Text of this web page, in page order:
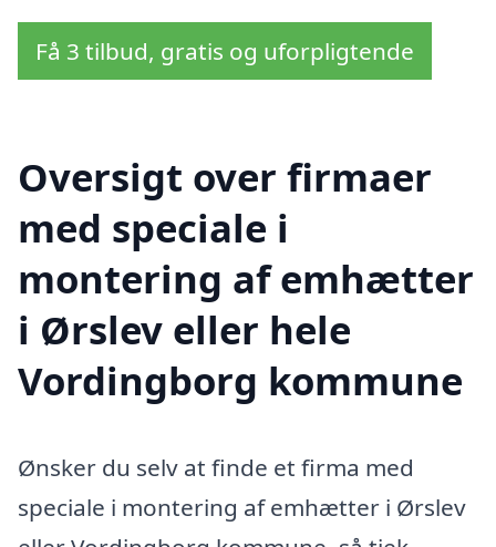
Få 3 tilbud, gratis og uforpligtende
Oversigt over firmaer
med speciale i
montering af emhætter
i Ørslev eller hele
Vordingborg kommune
Ønsker du selv at finde et firma med
speciale i montering af emhætter i Ørslev